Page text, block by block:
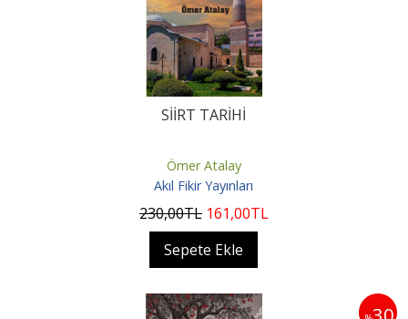
SİİRT TARİHİ
Ömer Atalay
Akıl Fikir Yayınları
230,00TL 161,00TL
Sepete Ekle